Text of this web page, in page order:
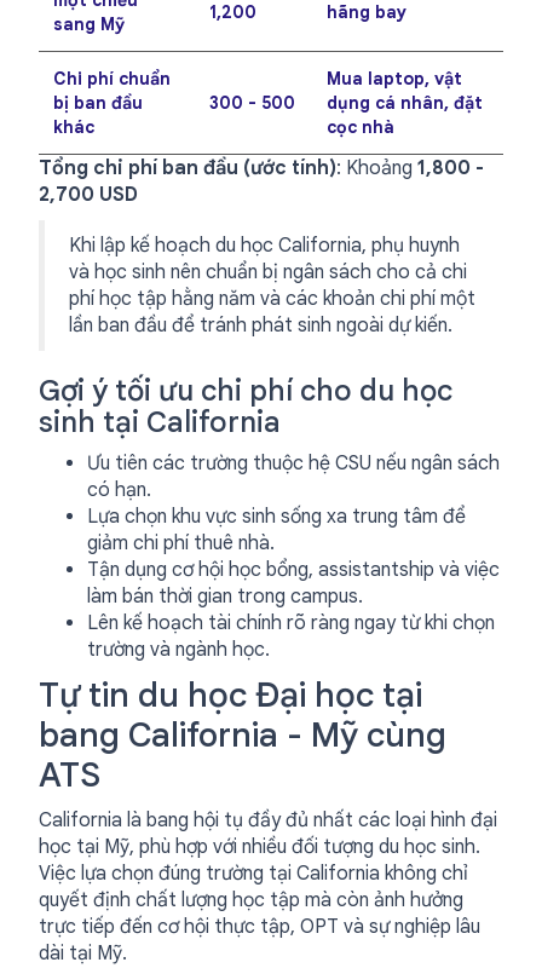
sang Mỹ
1,200 hãng bay
Chi phí chuẩn
bị ban đầu
khác
300 - 500
Mua laptop, vật
dụng cá nhân, đặt
cọc nhà
Tổng chi phí ban đầu (ước tính): Khoảng 1,800 -
2,700 USD
Khi lập kế hoạch du học California, phụ huynh
và học sinh nên chuẩn bị ngân sách cho cả chi
phí học tập hằng năm và các khoản chi phí một
lần ban đầu để tránh phát sinh ngoài dự kiến.
Gợi ý tối ưu chi phí cho du học
sinh tại California
Ưu tiên các trường thuộc hệ CSU nếu ngân sách
có hạn.
Lựa chọn khu vực sinh sống xa trung tâm để
giảm chi phí thuê nhà.
Tận dụng cơ hội học bổng, assistantship và việc
làm bán thời gian trong campus.
Lên kế hoạch tài chính rõ ràng ngay từ khi chọn
trường và ngành học.
Tự tin du học Đại học tại
bang California - Mỹ cùng
ATS
California là bang hội tụ đầy đủ nhất các loại hình đại
học tại Mỹ, phù hợp với nhiều đối tượng du học sinh.
Việc lựa chọn đúng trường tại California không chỉ
quyết định chất lượng học tập mà còn ảnh hưởng
trực tiếp đến cơ hội thực tập, OPT và sự nghiệp lâu
dài tại Mỹ.